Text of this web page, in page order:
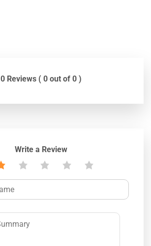
0 Reviews ( 0 out of 0 )
Write a Review